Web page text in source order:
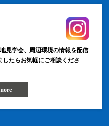
見学会、周辺環境の情報を配信
したらお気軽にご相談くださ